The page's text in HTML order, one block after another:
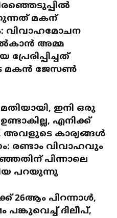
മകന്
വിവാഹമോചന
അമ്മ
മകൻ ജേസൺ
ഇനി ഒരു
എനിക്ക്
അവളുടെ കാര്യങ്ങൾ
രണ്ടാം വിവാഹവും
പിന്നാലെ
പറയുന്നു
26ആം പിറന്നാൾ,
ദിലീപ്,